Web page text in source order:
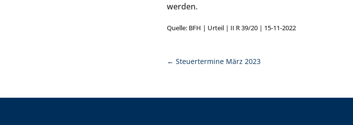
werden.
Quelle: BFH | Urteil | II R 39/20 | 15-11-2022
← Steuertermine März 2023